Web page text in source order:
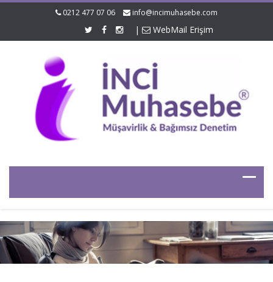
0212 477 07 06 info@incimuhasebe.com
| WebMail Erişim